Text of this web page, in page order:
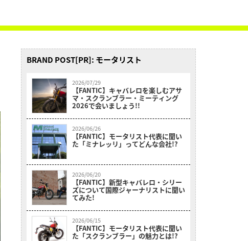
BRAND POST[PR]: モータリスト
2026/07/29
【FANTIC】キャバレロを楽しむアサ
マ・スクランブラー・ミーティング
2026で会いましょう!!
2026/06/26
【FANTIC】モータリスト代表に聞い
た「ミナレッリ」ってどんな会社!?
2026/06/20
【FANTIC】新型キャバレロ・シリー
ズについて国際ジャーナリストに聞い
てみた!
2026/06/15
【FANTIC】モータリスト代表に聞い
た「スクランブラー」の魅力とは!?